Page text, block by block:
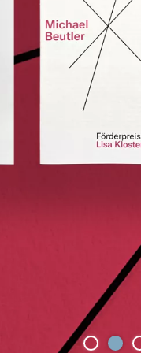
projekt
wir
kontakt
home